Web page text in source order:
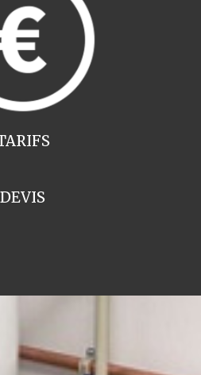
DEVIS